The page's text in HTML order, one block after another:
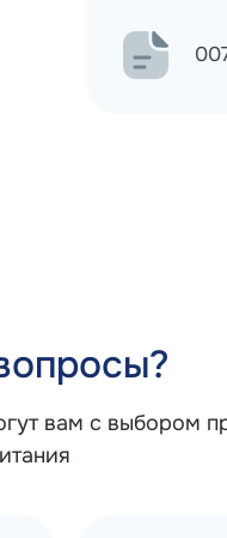
вам с выбором